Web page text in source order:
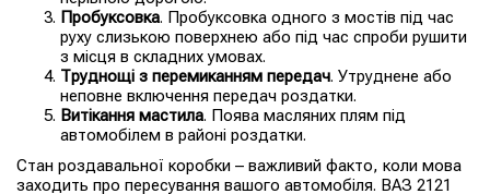
Пробуксовка. Пробуксовка одного з мостів під час
руху слизькою поверхнею або під час спроби рушити
з місця в складних умовах.
Труднощі з перемиканням передач. Утруднене або
неповне включення передач роздатки.
Витікання мастила. Поява масляних плям під
автомобілем в районі роздатки.
Стан роздавальної коробки – важливий факто, коли мова
заходить про пересування вашого автомобіля. ВАЗ 2121